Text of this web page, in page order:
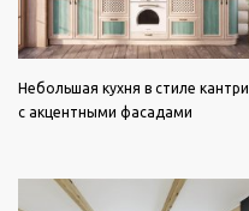
Небольшая кухня в стиле кантри
с акцентными фасадами